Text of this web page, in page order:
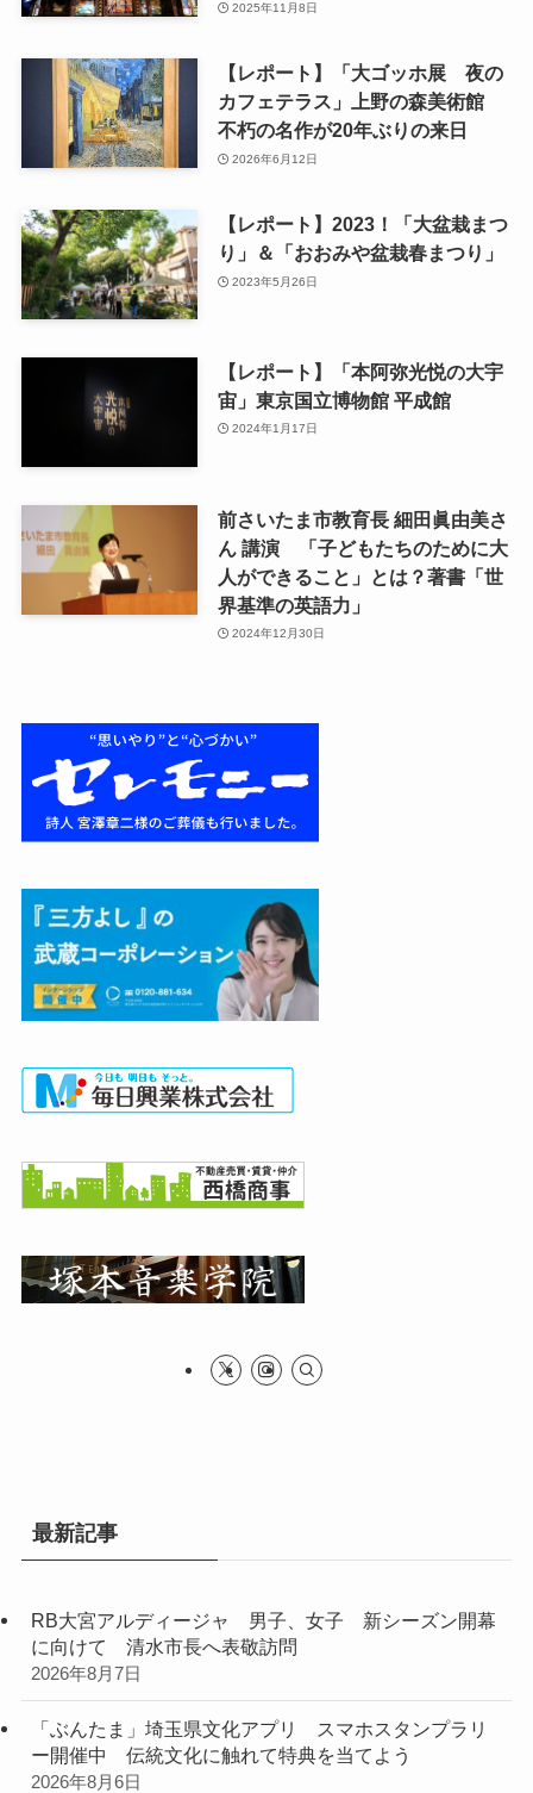
2025年11月8日
【レポート】「大ゴッホ展 夜の
カフェテラス」上野の森美術館
不朽の名作が20年ぶりの来日
2026年6月12日
【レポート】2023！「大盆栽まつ
り」＆「おおみや盆栽春まつり」
2023年5月26日
【レポート】「本阿弥光悦の大宇
宙」東京国立博物館 平成館
2024年1月17日
前さいたま市教育長 細田眞由美さ
ん 講演 「子どもたちのために大
人ができること」とは？著書「世
界基準の英語力」
2024年12月30日
最新記事
RB大宮アルディージャ 男子、女子 新シーズン開幕
に向けて 清水市長へ表敬訪問
2026年8月7日
「ぶんたま」埼玉県文化アプリ スマホスタンプラリ
ー開催中 伝統文化に触れて特典を当てよう
2026年8月6日